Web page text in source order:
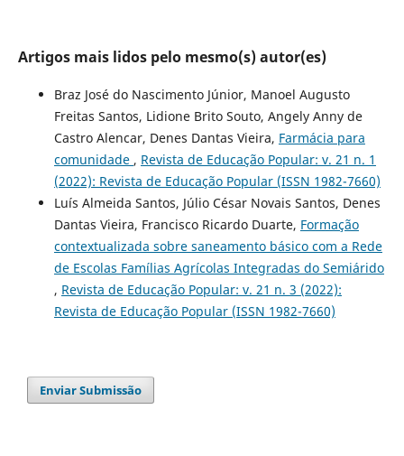
Artigos mais lidos pelo mesmo(s) autor(es)
Braz José do Nascimento Júnior, Manoel Augusto
Freitas Santos, Lidione Brito Souto, Angely Anny de
Castro Alencar, Denes Dantas Vieira, Farmácia para
comunidade , Revista de Educação Popular: v. 21 n. 1
(2022): Revista de Educação Popular (ISSN 1982-7660)
Luís Almeida Santos, Júlio César Novais Santos, Denes
Dantas Vieira, Francisco Ricardo Duarte, Formação
contextualizada sobre saneamento básico com a Rede
de Escolas Famílias Agrícolas Integradas do Semiárido
, Revista de Educação Popular: v. 21 n. 3 (2022):
Revista de Educação Popular (ISSN 1982-7660)
Enviar Submissão